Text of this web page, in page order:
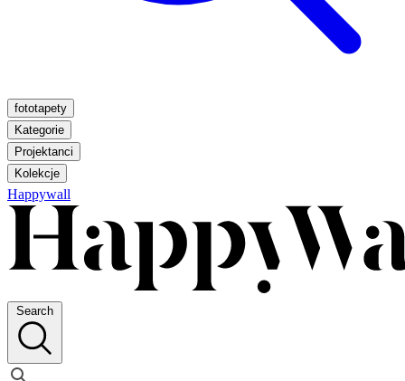
fototapety
Kategorie
Projektanci
Kolekcje
Happywall
Search